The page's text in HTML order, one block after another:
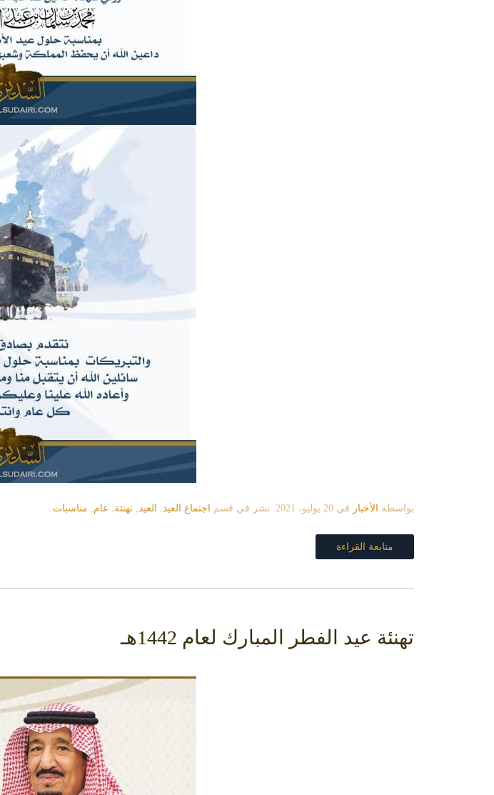
بواسطة الأخبار في 20 يوليو، 2021 . نشر في قسم اجتماع العيد, العيد, تهنئة, عام, مناسبات
متابعة القراءة
تهنئة عيد الفطر المبارك لعام 1442هـ